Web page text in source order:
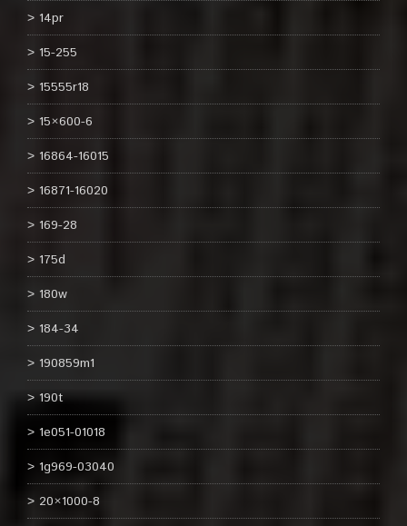
14pr
15-255
15555r18
15×600-6
16864-16015
16871-16020
169-28
175d
180w
184-34
190859m1
190t
1e051-01018
1g969-03040
20×1000-8